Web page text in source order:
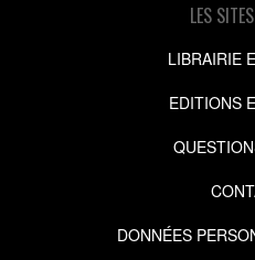
LES
LIBRAIRIE
EDITIONS
DONNÉES